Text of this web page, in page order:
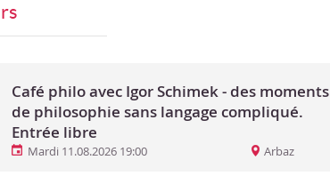
Café philo avec Igor Schimek - des moments
de philosophie sans langage compliqué.
Entrée libre
Mardi 11.08.2026 19:00 Arbaz